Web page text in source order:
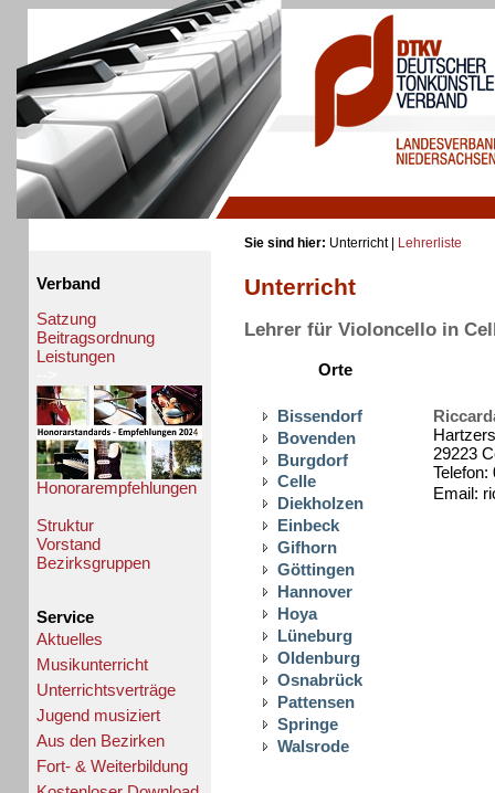
Verband
Satzung
Beitragsordnung
Leistungen
Honorarempfehlungen
Struktur
Vorstand
Bezirksgruppen
Service
Aktuelles
Musikunterricht
Unterrichtsverträge
Jugend musiziert
Aus den Bezirken
Fort- & Weiterbildung
Sie sind hier: Unterricht | Lehrerliste
Unterricht
Lehrer für Violoncello in
Orte
Bissendorf
Bovenden
Burgdorf
Celle
Diekholzen
Einbeck
Gifhorn
Göttingen
Hannover
Hoya
Lüneburg
Oldenburg
Osnabrück
Pattensen
Springe
Walsrode
29223
Telefon:
Email: